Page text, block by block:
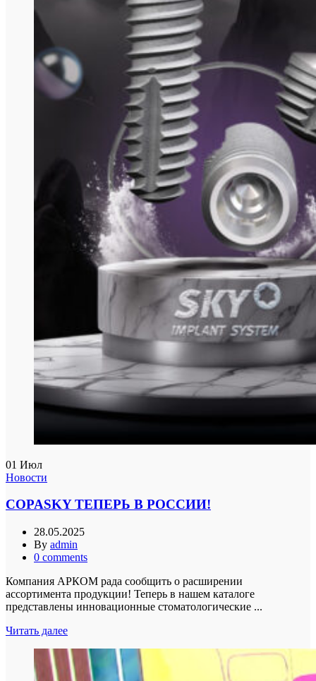
01 Июл
Новости
COPASKY ТЕПЕРЬ В РОССИИ!
28.05.2025
By admin
0 comments
Компания АРКОМ рада сообщить о расширении
ассортимента продукции! Теперь в нашем каталоге
представлены инновационные стоматологические ...
Читать далее